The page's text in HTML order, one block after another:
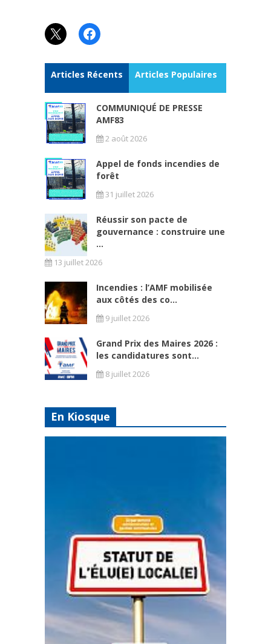
X Facebook
Articles Récents Articles Populaires
COMMUNIQUÉ DE PRESSE
AMF83
2 août 2026
Appel de fonds incendies de
forêt
31 juillet 2026
Réussir son pacte de
gouvernance : construire une
...
13 juillet 2026
Incendies : l’AMF mobilisée
aux côtés des co...
9 juillet 2026
Grand Prix des Maires 2026 :
les candidatures sont...
8 juillet 2026
En Kiosque